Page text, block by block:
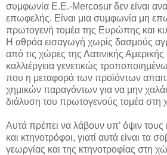
συμφωνία Ε.Ε.-Mercosur δεν είναι
επωφελής. Είναι μια συμφωνία μη
πρωτογενή τομέα της Ευρώπης και
Η αθρόα εισαγωγή χωρίς δασμούς
από τις χώρες της Λατινικής
καλλιέργεια γενετικώς
που η μεταφορά των προϊόντων
χημικών παραγόντων για να μην
διάλυση του πρωτογενούς τομέα στη
Αυτά πρέπει να λάβουν υπ’ όψιν τους
και κτηνοτρόφοι, γιατί αυτά είναι τα
γεωργίας και της κτηνοτροφίας στη